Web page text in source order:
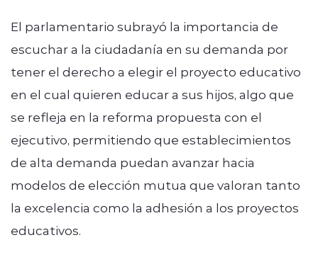
El parlamentario subrayó la importancia de
escuchar a la ciudadanía en su demanda por
tener el derecho a elegir el proyecto educativo
en el cual quieren educar a sus hijos, algo que
se refleja en la reforma propuesta con el
ejecutivo, permitiendo que establecimientos
de alta demanda puedan avanzar hacia
modelos de elección mutua que valoran tanto
la excelencia como la adhesión a los proyectos
educativos.